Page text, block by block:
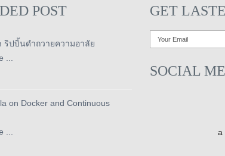
POST
ริปบิ้นดำถวายความอาลัย
...
on Docker and Continuous
...
GET
SOCIAL
a